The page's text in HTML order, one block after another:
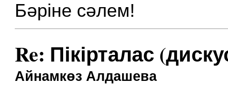
Бәріне сәлем!
Re: Пікірталас
Айнамкөз Алдашева